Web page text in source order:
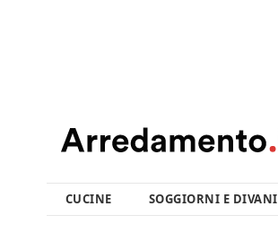
CUCINE SOGGIORNI E DIVANI